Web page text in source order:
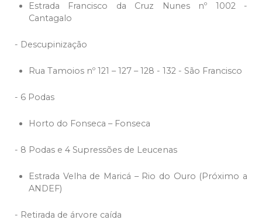
Estrada Francisco da Cruz Nunes nº 1002 -
Cantagalo
- Descupinização
Rua Tamoios nº 121 – 127 – 128 - 132 - São Francisco
- 6 Podas
Horto do Fonseca – Fonseca
- 8 Podas e 4 Supressões de Leucenas
Estrada Velha de Maricá – Rio do Ouro (Próximo a
ANDEF)
- Retirada de árvore caída